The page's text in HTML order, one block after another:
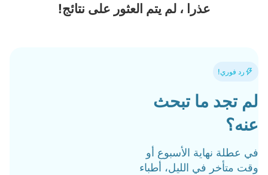
عذرا ، لم يتم العثور على نتائج!
رد فوري!
لم تجد ما تبحث
عنه؟
في عطلة نهاية الأسبوع أو
وقت متأخر في الليل، أطباء